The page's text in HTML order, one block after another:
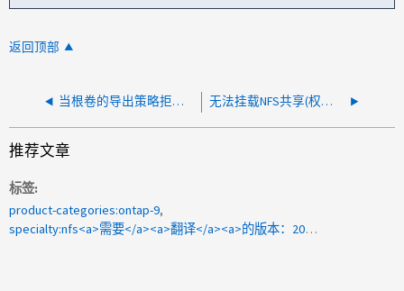
返回顶部
当根卷的导出策略拒绝读取访问时，无法挂载 NFS 导出 无法挂载NFS共享(权限被拒绝)
推荐文章
标签
product-categories:ontap-9
specialty:nfs<a>需要</a><a>翻译</a><a>的版本：2009年130141 </a>